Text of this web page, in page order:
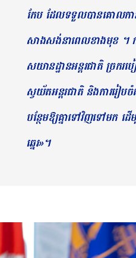
កែប ដែលទទួលបានគោល​ការ
សាងសង់​នាពេលខាង​មុខ ។ ការ
ស​​​យាន​ដ្ឋាន​អ​ន្តរ​ជាតិ​ ច្រក​
ស្វយ័ត​អន្តរជាតិ និងការ​រៀ​ប
បន្ថែមឱ្យ​គ្នា​ទៅវិញទៅមក ដ
ឆ្នេរ»។